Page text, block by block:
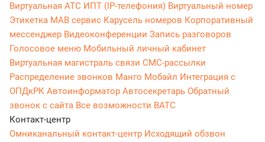
Виртуальная АТС ИПТ (IP-телефония) Виртуальный номер
Этикетка МАВ сервис Карусель номеров Корпоративный
мессенджер Видеоконференции Запись разговоров
Голосовое меню Мобильный личный кабинет
Виртуальная магистраль связи СМС-рассылки
Распределение звонков Манго Мобайл Интеграция с
ОПДкРК Автоинформатор Автосекретарь Обратный
звонок с сайта Все возможности ВАТС
Контакт-центр
Омниканальный контакт-центр Исходящий обзвон